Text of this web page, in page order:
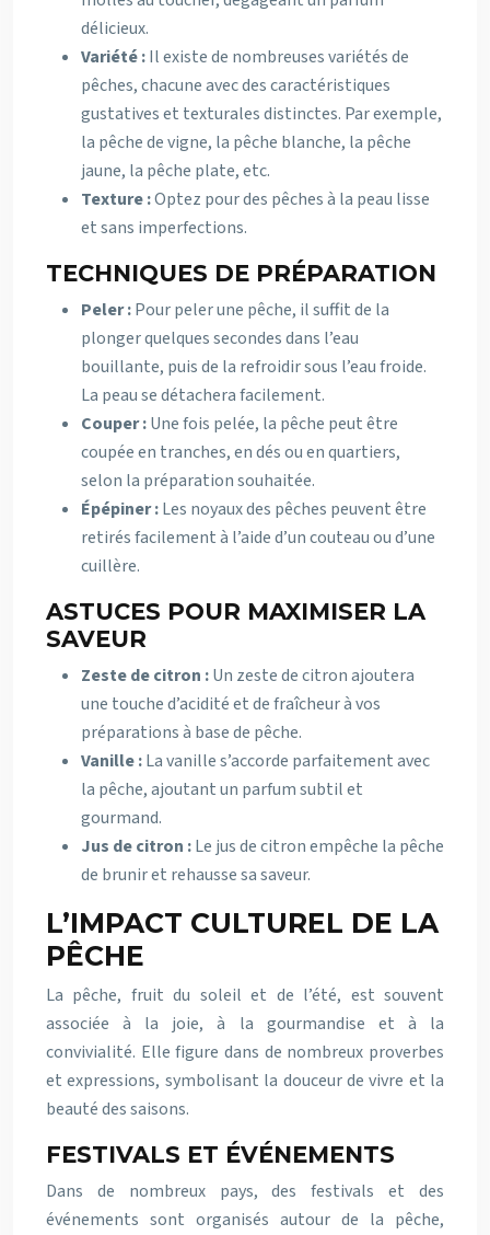
délicieux.
Variété :Il existe de nombreuses variétés de
pêches, chacune avec des caractéristiques
gustatives et texturales distinctes. Par exemple,
la pêche de vigne, la pêche blanche, la pêche
jaune, la pêche plate, etc.
Texture :Optez pour des pêches à la peau lisse
et sans imperfections.
TECHNIQUES DE PRÉPARATION
Peler :Pour peler une pêche, il suffit de la
plonger quelques secondes dans l’eau
bouillante, puis de la refroidir sous l’eau froide.
La peau se détachera facilement.
Couper :Une fois pelée, la pêche peut être
coupée en tranches, en dés ou en quartiers,
selon la préparation souhaitée.
Épépiner :Les noyaux des pêches peuvent être
retirés facilement à l’aide d’un couteau ou d’une
cuillère.
ASTUCES POUR MAXIMISER LA
SAVEUR
Zeste de citron :Un zeste de citron ajoutera
une touche d’acidité et de fraîcheur à vos
préparations à base de pêche.
Vanille :La vanille s’accorde parfaitement avec
la pêche, ajoutant un parfum subtil et
gourmand.
Jus de citron :Le jus de citron empêche la pêche
de brunir et rehausse sa saveur.
L’IMPACT CULTUREL DE LA
PÊCHE
La pêche, fruit du soleil et de l’été, est souvent
associée à la joie, à la gourmandise et à la
convivialité. Elle figure dans de nombreux proverbes
et expressions, symbolisant la douceur de vivre et la
beauté des saisons.
FESTIVALS ET ÉVÉNEMENTS
Dans de nombreux pays, des festivals et des
événements sont organisés autour de la pêche,